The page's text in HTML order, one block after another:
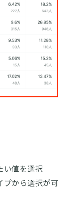
い値を選択
プから選択が可